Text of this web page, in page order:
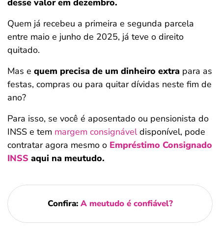
desse valor em dezembro.
Quem já recebeu a primeira e segunda parcela
entre maio e junho de 2025, já teve o direito
quitado.
Mas e quem precisa de um dinheiro extra para as
festas, compras ou para quitar dívidas neste fim de
ano?
Para isso, se você é aposentado ou pensionista do
INSS e tem margem consignáveldisponível, pode
contratar agora mesmo o Empréstimo Consignado
INSS aqui na meutudo.
Confira: A meutudo é confiável?